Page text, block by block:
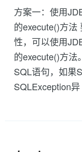
方案一：使用
的execute()方法
性，可以使用
的execute()方法
SQL语句，如果
SQLException异